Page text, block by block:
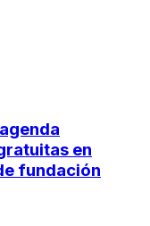
en
fundación